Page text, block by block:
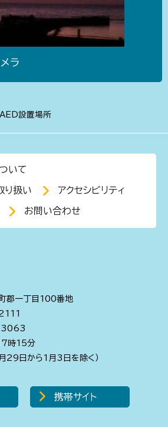
ラ
設置場所
いて
り扱い アクセシビリティ
お問い合わせ
郡一丁目100番地
3063
時15分
29日から1月3日を除く）
携帯サイト